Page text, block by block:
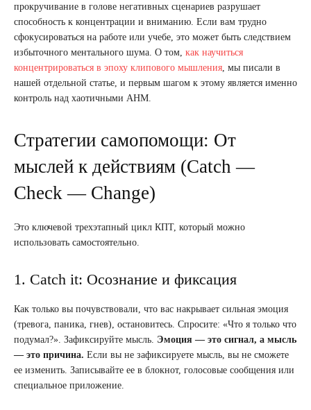
прокручивание в голове негативных сценариев разрушает
способность к концентрации и вниманию. Если вам трудно
сфокусироваться на работе или учебе, это может быть следствием
избыточного ментального шума. О том, как научиться
концентрироваться в эпоху клипового мышления , мы писали в
нашей отдельной статье, и первым шагом к этому является именно
контроль над хаотичными АНМ.
Стратегии самопомощи: От
мыслей к действиям (Catch —
Check — Change)
Это ключевой трехэтапный цикл КПТ, который можно
использовать самостоятельно.
1. Catch it: Осознание и фиксация
Как только вы почувствовали, что вас накрывает сильная эмоция
(тревога, паника, гнев), остановитесь. Спросите: «Что я только что
подумал?». Зафиксируйте мысль. Эмоция — это сигнал, а мысль
— это причина. Если вы не зафиксируете мысль, вы не сможете
ее изменить. Записывайте ее в блокнот, голосовые сообщения или
специальное приложение.